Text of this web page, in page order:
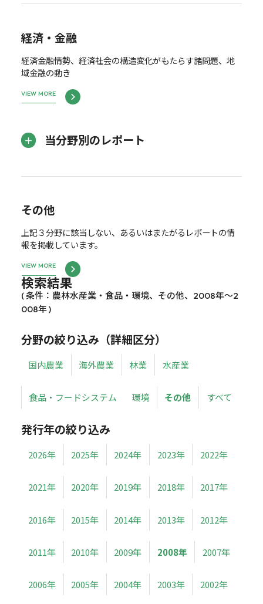
経済・金融
経済金融情勢、経済社会の構造変化がもたらす諸問題、地
域金融の動き
VIEW MORE
当分野別のレポート
その他
上記３分野に該当しない、あるいはまたがるレポートの情
報を掲載しています。
VIEW MORE
検索結果
( 条件：農林水産業・食品・環境、その他、2008年～2
008年 )
分野の絞り込み（詳細区分）
国内農業 海外農業 林業 水産業
食品・フードシステム 環境 その他 すべて
発行年の絞り込み
2026年 2025年 2024年 2023年 2022年
2021年 2020年 2019年 2018年 2017年
2016年 2015年 2014年 2013年 2012年
2011年 2010年 2009年 2008年 2007年
2006年 2005年 2004年 2003年 2002年